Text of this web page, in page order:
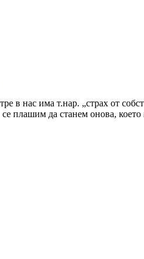
в нас има т.нар. „страх от
плашим да станем онова,